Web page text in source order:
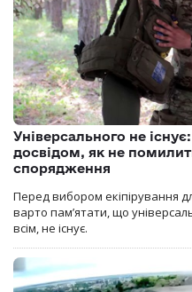
Універсального не
досвідом, як не
спорядження
Перед вибором екіпірування
варто пам’ятати, що
всім, не існує.